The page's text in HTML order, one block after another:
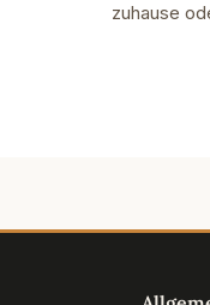
zuhause